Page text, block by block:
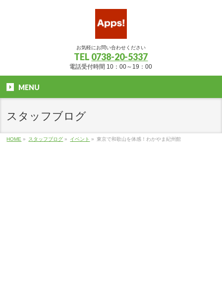
お気軽にお問い合わせください
TEL 0738-20-5337
電話受付時間 10：00～19：00
MENU
スタッフブログ
HOME » スタッフブログ » イベント » 東京で和歌山を体感！わかやま紀州館